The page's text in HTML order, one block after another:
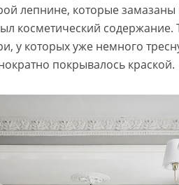
лепнине, которые
косметический содержание.
у которых уже немного
покрывалось краской.